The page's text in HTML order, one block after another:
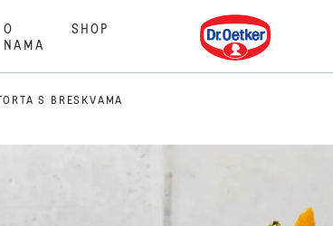
O
NAMA
SHOP Dr. Oetker
TORTA S BRESKVAMA